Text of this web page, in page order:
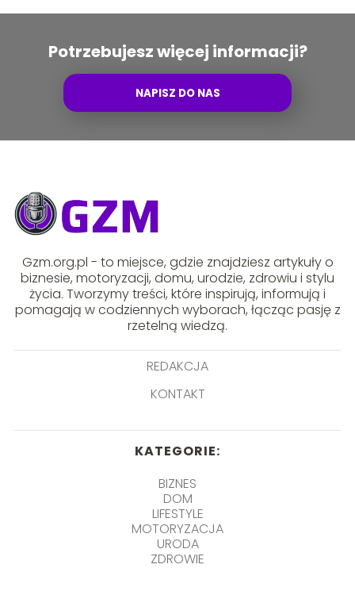
Potrzebujesz więcej informacji?
NAPISZ DO NAS
Gzm.org.pl - to miejsce, gdzie znajdziesz artykuły o
biznesie, motoryzacji, domu, urodzie, zdrowiu i stylu
życia. Tworzymy treści, które inspirują, informują i
pomagają w codziennych wyborach, łącząc pasję z
rzetelną wiedzą.
REDAKCJA
KONTAKT
KATEGORIE:
BIZNES
DOM
LIFESTYLE
MOTORYZACJA
URODA
ZDROWIE